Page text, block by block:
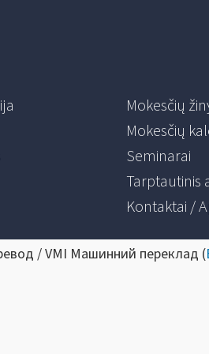
Mokesčių
Mokesčių
Seminarai
Tarptautinis
Kontaktai /
/ VMI Машинний переклад (